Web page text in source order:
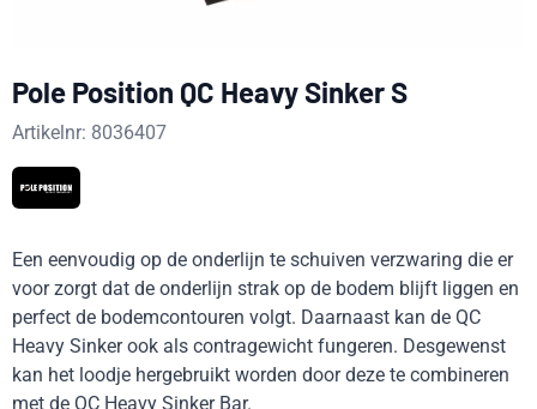
Pole Position QC Heavy Sinker S
Artikelnr: 8036407
Een eenvoudig op de onderlijn te schuiven verzwaring die er
voor zorgt dat de onderlijn strak op de bodem blijft liggen en
perfect de bodemcontouren volgt. Daarnaast kan de QC
Heavy Sinker ook als contragewicht fungeren. Desgewenst
kan het loodje hergebruikt worden door deze te combineren
met de QC Heavy Sinker Bar.